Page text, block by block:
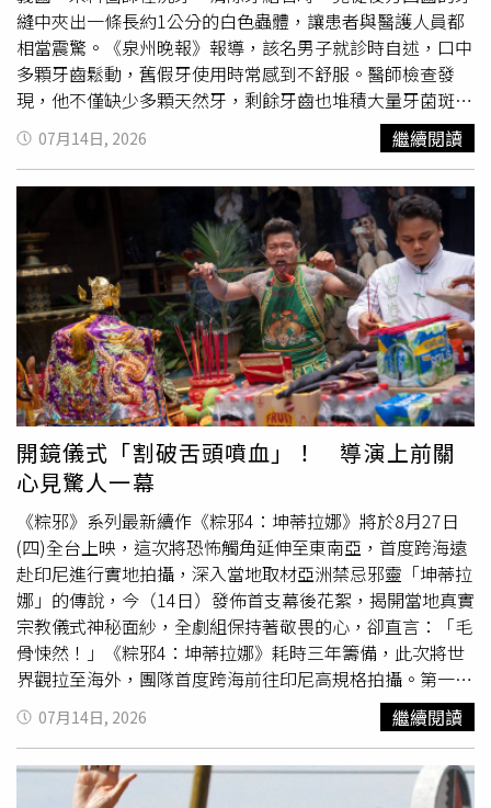
情形還不到重大事故的程度，楊姓護理師也都有治療他們，
「兩造尚非無法繼續維持僱傭關係存在」，但3M終止勞動
契約之前未先採取記過、減薪等手段督促改善，不符合「解
僱最後手段性原則」，因此判決楊姓護理師勝訴，可回任
3M廠護。楊姓護理師「被離職」後，去年7月開始新工作，
加上3M付給她39萬4708元的資遣費，扣除薪資差額與資遣
費，北院判決3M應再付6910元給楊姓護理師，並從今年6
月到復職日為止，按月支付9萬3377元。本案為一審判決，
可上訴二審。值得玩味的是，判決書提到這4次急救事件未
依規定在EHS360系統通報，其實是楊姓護理師向3M檢舉
的，除了有電子郵件為證，還有員工出庭作證也這麼說。本
刊聯繫3M公司詢問對於本案判決的回應，截稿前未獲得回
覆。
宇城」同樣傳出災情。館內職員表示，這是他們從未經歷過
的劇烈搖晃，碎紙機、置物櫃全數傾倒，窗框脫落，停車場
地面也出現明顯裂縫。事發時館內約有30名職員及洽公民
眾，所有人均已安全疏散至停車場，其中1人在避難過程中
扭傷，相關單位也正評估是否需要轉移至地勢較高處避難，
以防後續災害。此外，NHK空拍畫面顯示，日本製紙株式會
社八代工廠一座大型煙囪在強震中應聲倒塌，廠方已立即確
認員工安全及廠區受損情形，目前尚未公布是否造成額外傷
亡，詳細事故原因及損失仍待進一步調查。此外，災情畫面
也陸續透過新聞直升機空拍曝光。熊本市中南部的八代市有
橋梁疑因承受不住強震而倒塌，九州高速公路部分路段也出
現嚴重受損。從下午5時30分左右的空拍畫面可見，高速公
路路面出現明顯裂縫及高低落差，一旁車輛緊急停靠，附近
貨車駕駛也紛紛下車查看路況，顯示地震對交通設施造成嚴
重衝擊，相關單位已展開巡查與搶修。日本氣象廳提醒，強
震後仍可能發生規模較大的餘震，呼籲民眾避免靠近受損建
築物及山區，並留意官方發布的最新防災資訊。目前警方、
消防及地方政府仍持續投入搜救、災損清查及安置工作，相
關傷亡與災情統計仍可能持續更新。熊本強震造成至少50人
受傷，房屋倒塌、工廠煙囪傾倒，各地災情持續擴大。（圖
／翻攝自X，@nhk_news)
縫中夾出一條長約1公分的白色蟲體，讓患者與醫護人員都
相當震驚。《泉州晚報》報導，該名男子就診時自述，口中
多顆牙齒鬆動，舊假牙使用時常感到不舒服。醫師檢查發
現，他不僅缺少多顆天然牙，剩餘牙齒也堆積大量牙菌斑與
牙結石，牙齦紅腫、糜爛，且一碰就出血，診斷為重度牙周
病。此外，患者本身患有糖尿病，並有長期吸菸習慣，均屬
牙周病高風險族群。醫療團隊為改善口腔環境，安排全口牙
周清潔治療，不料在清理患者下排後方牙縫時，竟夾出一條
完整白色蟲體。由於患者牙縫較寬，加上長期牙周病造成口
腔感覺遲鈍，期間完全沒有察覺異物存在，也無法確定蟲子
已卡在牙縫多久。對此，醫師指出，這並非民間俗稱的「牙
蟲」或蛀蟲。臨床上造成蛀牙的是細菌，而非肉眼可見的大
型蟲體，不可能長到約1公分。院方研判這條白蟲應是蔬菜
上的幼蟲，可能是患者食用青菜、荔枝等食物時，不慎讓幼
蟲卡入因牙周病而變寬的牙縫，又因清潔不佳，才一直滯留
口腔。口腔科醫師提醒，許多人對口腔保健存在三大迷思。
首先，牙齦出血並非停止刷牙的理由，反而多半代表牙菌斑
造成發炎，若因害怕流血而不清潔，只會讓牙周病持續惡
化。其次，僅靠牙刷無法徹底清除牙縫中的食物殘渣與牙菌
斑，建議搭配牙線、牙間刷，必要時再使用沖牙機輔助清
潔。最後，不少人誤以為刷牙會造成牙齒鬆動，事實上真正
導致牙齒鬆動的是牙結石長期堆積、牙周組織遭細菌破壞。
醫師表示，糖尿病患者、長期吸菸者及配戴活動假牙的民
眾，更應重視口腔清潔與定期洗牙，避免牙周病惡化。若忽
略日常清潔，不僅容易引發口臭、牙齦腫痛及牙齒鬆動，還
可能造成食物殘渣或異物長時間滯留口腔，增加感染風險。
07月14日, 2026 繼續閱讀
開鏡儀式「割破舌頭噴血」！ 導演上前關
心見驚人一幕
《粽邪》系列最新續作《粽邪4：坤蒂拉娜》將於8月27日
(四)全台上映，這次將恐怖觸角延伸至東南亞，首度跨海遠
赴印尼進行實地拍攝，深入當地取材亞洲禁忌邪靈「坤蒂拉
娜」的傳說，今（14日）發佈首支幕後花絮，揭開當地真實
宗教儀式神秘面紗，全劇組保持著敬畏的心，卻直言：「毛
骨悚然！」《粽邪4：坤蒂拉娜》耗時三年籌備，此次將世
界觀拉至海外，團隊首度跨海前往印尼高規格拍攝。第一次
踏上印尼拍片的導演廖士涵坦言：「很多人聽到我們要到印
尼拍坤蒂拉娜，第一句話都是『你們很有勇氣』！」陳雪甄
則表示，開拍前充滿期待與新鮮感。許安植也分享，面對陌
生的文化與環境會讓人感到不安，但這種未知與恐懼感，反
07月14日, 2026 繼續閱讀